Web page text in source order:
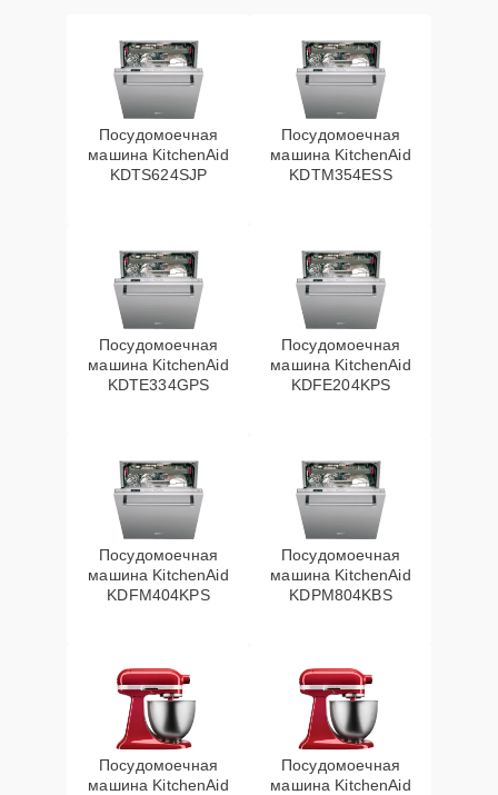
Посудомоечная
машина KitchenAid
KDTS624SJP
Посудомоечная
машина KitchenAid
KDTM354ESS
Посудомоечная
машина KitchenAid
KDTE334GPS
Посудомоечная
машина KitchenAid
KDFE204KPS
Посудомоечная
машина KitchenAid
KDFM404KPS
Посудомоечная
машина KitchenAid
KDPM804KBS
Посудомоечная
машина KitchenAid
Посудомоечная
машина KitchenAid